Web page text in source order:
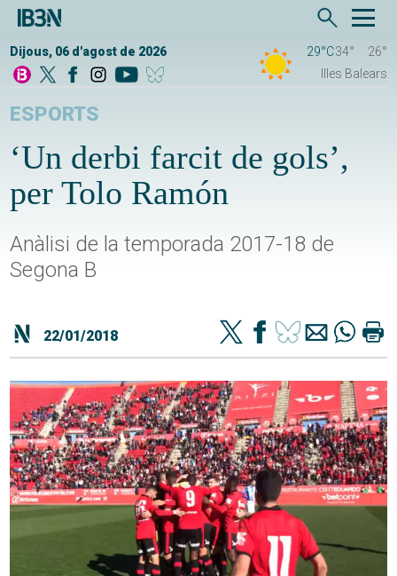
Dijous, 06 d'agost de 2026 29°C34°
26°
Illes Balears
ESPORTS
‘Un derbi farcit de gols’,
per Tolo Ramón
Anàlisi de la temporada 2017-18 de
Segona B
22/01/2018